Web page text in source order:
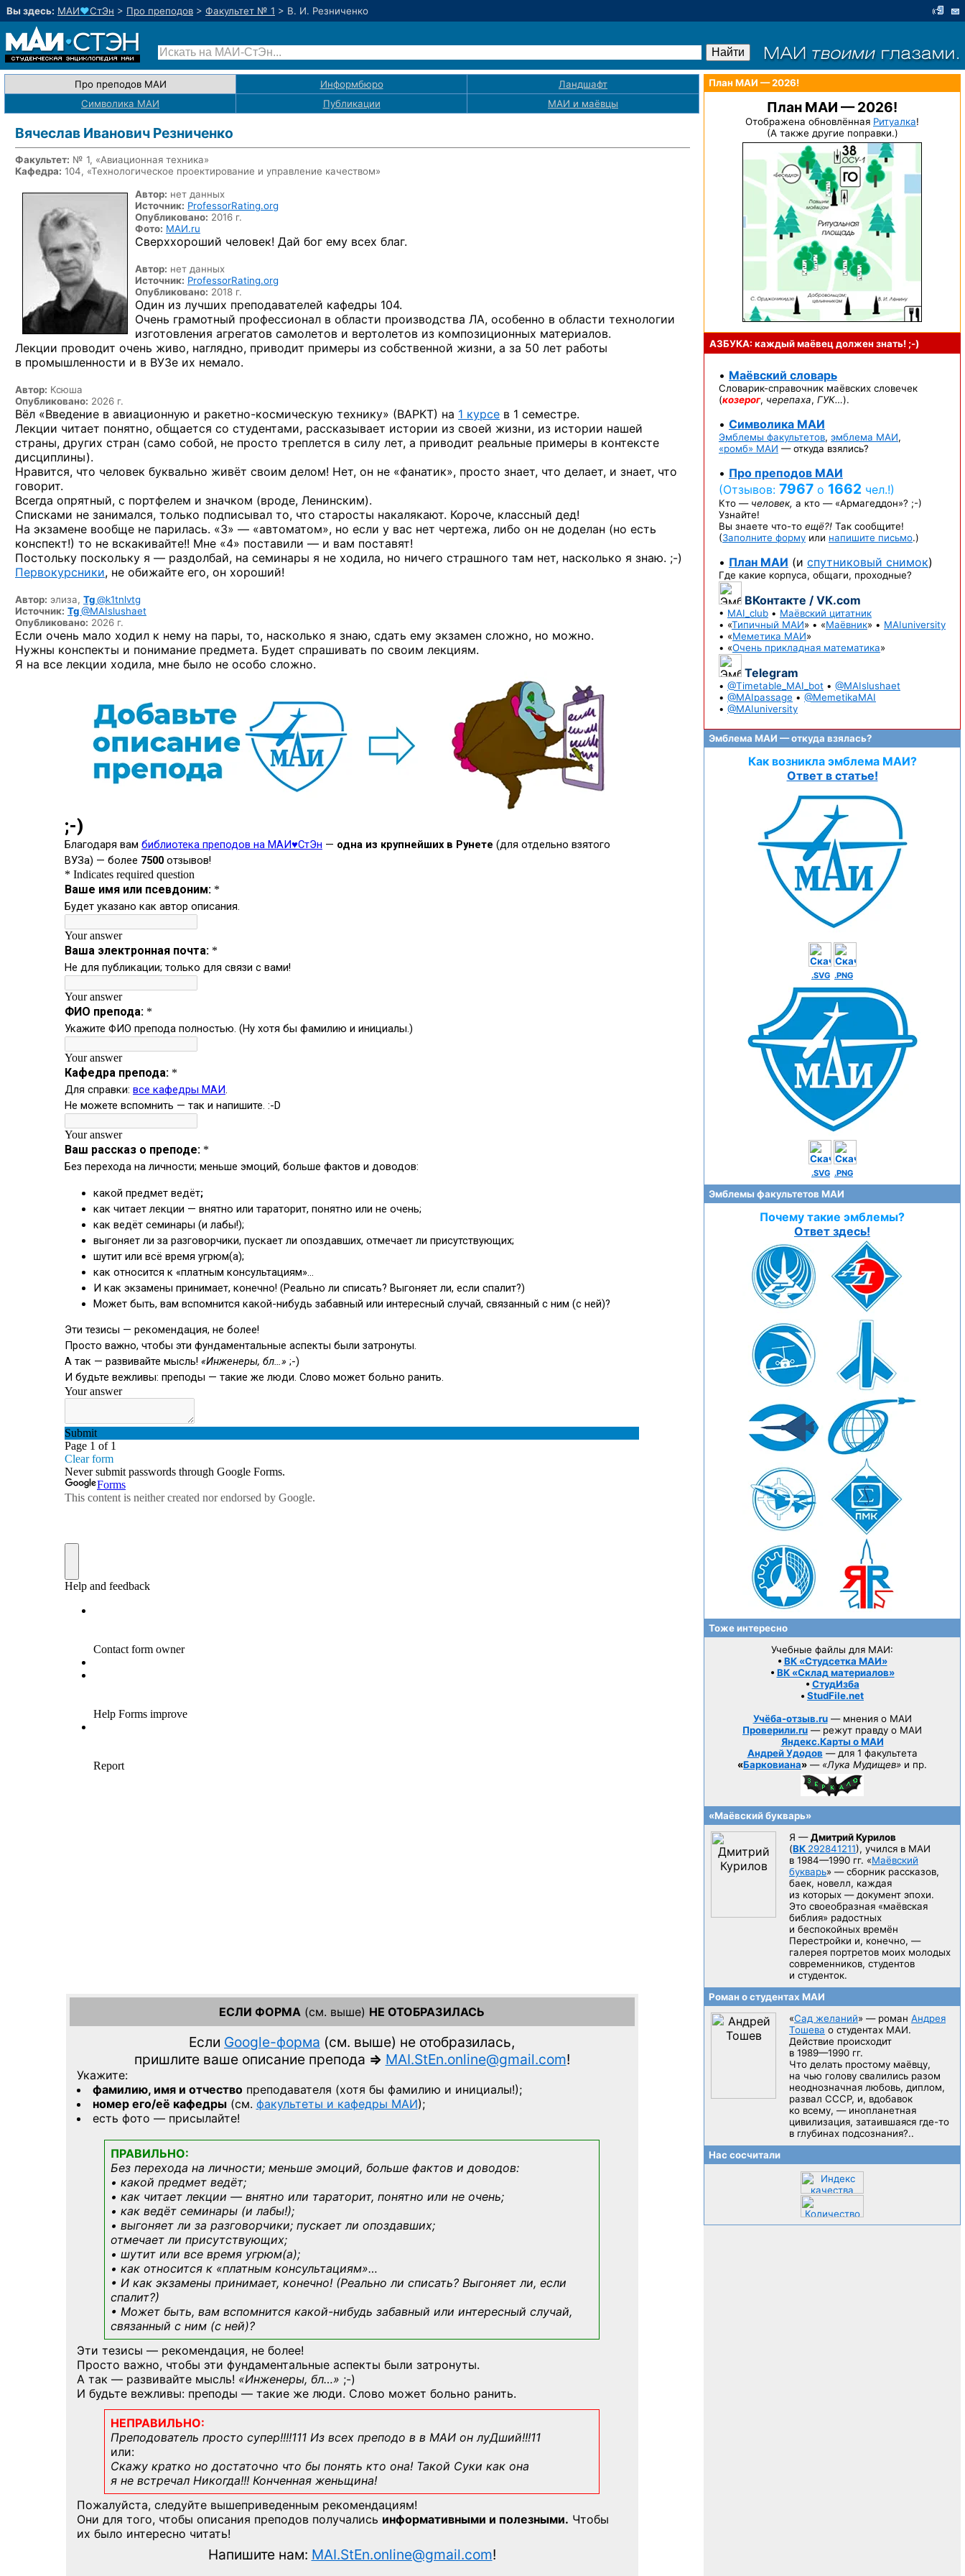
Вы здесь: МАИ♥СтЭн > Про преподов > Факультет № 1 > В. И. Резниченко
Про преподов МАИ Информбюро
Ландшафт
Символика МАИ
Публикации МАИ и маёвцы
Вячеслав Иванович Резниченко
Факультет: № 1, «Авиационная техника»
Кафедра: 104, «Технологическое проектирование и управление качеством»
Автор: нет данных
Источник: ProfessorRating.org
Опубликовано: 2016 г.
Фото: МАИ.ru
Сверххороший человек! Дай бог ему всех благ.
Автор: нет данных
Источник: ProfessorRating.org
Опубликовано: 2018 г.
Один из лучших преподавателей кафедры 104.
Очень грамотный профессионал в области производства ЛА, особенно в области технологии
изготовления агрегатов самолетов и вертолетов из композиционных материалов.
Лекции проводит очень живо, наглядно, приводит примеры из собственной жизни, а за 50 лет работы
в промышленности и в ВУЗе их немало.
Автор: Ксюша
Опубликовано: 2026 г.
Вёл «Введение в авиационную и ракетно-космическую технику» (ВАРКТ) на 1 курсе в 1 семестре.
Лекции читает понятно, общается со студентами, рассказывает истории из своей жизни, из истории нашей
страны, других стран (само собой, не просто треплется в силу лет, а приводит реальные примеры в контексте
дисциплины).
Нравится, что человек буквально живёт своим делом! Нет, он не «фанатик», просто знает, что делает, и знает, что
говорит.
Всегда опрятный, с портфелем и значком (вроде, Ленинским).
Списками не занимался, только подписывал то, что старосты накалякают. Короче, классный дед!
На экзамене вообще не парилась. «3» — «автоматом», но если у вас нет чертежа, либо он не доделан (но есть
конспект!) то не вскакивайте!! Мне «4» поставили — и вам поставят!
Постольку поскольку я — раздолбай, на семинары я не ходила, но ничего страшного там нет, насколько я знаю. ;-)
Первокурсники, не обижайте его, он хороший!
Автор: элиза, Tg@k1tnlvtg
Источник: Tg@MAIslushaet
Опубликовано: 2026 г.
Если очень мало ходил к нему на пары, то, насколько я знаю, сдать ему экзамен сложно, но можно.
Нужны конспекты и понимание предмета. Будет спрашивать по своим лекциям.
Я на все лекции ходила, мне было не особо сложно.
ЕСЛИ ФОРМА (см. выше) НЕ ОТОБРАЗИЛАСЬ
Если Google-форма (см. выше) не отобразилась,
пришлите ваше описание препода => MAI.StEn.online@gmail.com!
Укажите:
фамилию, имя и отчествопреподавателя (хотя бы фамилию и инициалы!);
номер его/её кафедры(см. факультеты и кафедры МАИ);
есть фото — присылайте!
ПРАВИЛЬНО:
Без перехода на личности; меньше эмоций, больше фактов и доводов:
• какой предмет ведёт;
• как читает лекции — внятно или тараторит, понятно или не очень;
• как ведёт семинары (и лабы!);
• выгоняет ли за разговорчики; пускает ли опоздавших;
отмечает ли присутствующих;
• шутит или все время угрюм(а);
• как относится к «платным консультациям»…
• И как экзамены принимает, конечно! (Реально ли списать? Выгоняет ли, если
спалит?)
• Может быть, вам вспомнится какой-нибудь забавный или интересный случай,
связанный с ним (с ней)?
Эти тезисы — рекомендация, не более!
Просто важно, чтобы эти фундаментальные аспекты были затронуты.
А так — развивайте мысль! «Инженеры, бл…» ;-)
И будьте вежливы: преподы — такие же люди. Слово может больно ранить.
НЕПРАВИЛЬНО:
Преподователь просто супер!!!!111 Из всех преподо в в МАИ он луДший!!!11
или:
Скажу кратко но достаточно что бы понять кто она! Такой Суки как она
я не встречал Никогда!!! Конченная женьщина!
Пожалуйста, следуйте вышеприведенным рекомендациям!
Они для того, чтобы описания преподов получались информативными и полезными. Чтобы
их было интересно читать!
Напишите нам: MAI.StEn.online@gmail.com!
План МАИ — 2026!
План МАИ — 2026!
Отображена обновлённая Ритуалка!
(А также другие поправки.)
АЗБУКА: каждый маёвец должензнать! ;-)
• Маёвский словарь
Словарик-справочник маёвских словечек
(козерог, черепаха, ГУК…).
• Символика МАИ
Эмблемы факультетов, эмблема МАИ,
«ромб» МАИ — откуда взялись?
• Про преподов МАИ
(Отзывов: 7967 о 1662 чел.!)
Кто — человек, а кто — «Армагеддон»? ;-)
Узнайте!
Вы знаете что-то ещё?! Так сообщите!
(Заполните форму или напишите письмо.)
• План МАИ (и спутниковый снимок)
Где какие корпуса, общаги, проходные?
ВКонтакте / VK.com
• MAI_club • Маёвский цитатник
• «Типичный МАИ» • «Маёвник» • MAIuniversity
• «Меметика МАИ»
• «Очень прикладная математика»
Telegram
• @Timetable_MAI_bot • @MAIslushaet
• @MAIpassage • @MemetikaMAI
• @MAIuniversity
Эмблема МАИ — откуда взялась?
Как возникла эмблема МАИ?
Ответ в статье!
.SVG .PNG
.SVG .PNG
Эмблемы факультетов МАИ
Почему такие эмблемы?
Ответ здесь!
Тоже интересно
Учебные файлы для МАИ:
• ВК «Студсетка МАИ»
• ВК «Склад материалов»
• СтудИзба
• StudFile.net
Учёба-отзыв.ru— мнения о МАИ
Проверили.ru — режут правду о МАИ
Яндекс.Карты о МАИ
Андрей Удодов — для 1 факультета
«Барковиана» — «Лука Мудищев» и пр.
«Маёвский букварь»
Я —Дмитрий Курилов
(ВК 292841211), учился в МАИ
в 1984—1990 гг. «Маёвский
букварь» — сборник рассказов,
баек, новелл, каждая
из которых — документ эпохи.
Это своеобразная «маёвская
библия» радостных
и беспокойных времён
Перестройки и, конечно, —
галерея портретов моих молодых
современников, студентов
и студенток.
Роман о студентах МАИ
«Сад желаний» — роман Андрея
Тошева о студентах МАИ.
Действие происходит
в 1989—1990 гг.
Что делать простому маёвцу,
на чью голову свалились разом
неоднозначная любовь, диплом,
развал CCCP, и, вдобавок
ко всему, — инопланетная
цивилизация, затаившаяся где-то
в глубинах подсознания?..
Нас сосчитали